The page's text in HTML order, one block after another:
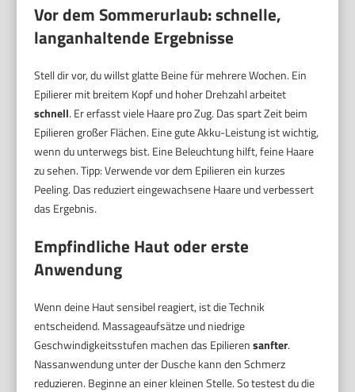
Vor dem Sommerurlaub: schnelle,
langanhaltende Ergebnisse
Stell dir vor, du willst glatte Beine für mehrere Wochen. Ein
Epilierer mit breitem Kopf und hoher Drehzahl arbeitet
schnell. Er erfasst viele Haare pro Zug. Das spart Zeit beim
Epilieren großer Flächen. Eine gute Akku-Leistung ist wichtig,
wenn du unterwegs bist. Eine Beleuchtung hilft, feine Haare
zu sehen. Tipp: Verwende vor dem Epilieren ein kurzes
Peeling. Das reduziert eingewachsene Haare und verbessert
das Ergebnis.
Empfindliche Haut oder erste
Anwendung
Wenn deine Haut sensibel reagiert, ist die Technik
entscheidend. Massageaufsätze und niedrige
Geschwindigkeitsstufen machen das Epilierensanfter.
Nassanwendung unter der Dusche kann den Schmerz
reduzieren. Beginne an einer kleinen Stelle. So testest du die